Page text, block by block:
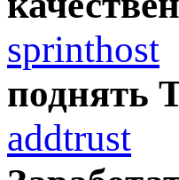
sprinthost
поднять
addtrust